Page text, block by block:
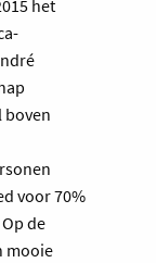
het
boven
voor 70%
de
mooie